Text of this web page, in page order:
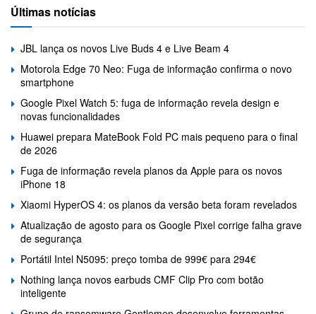
Últimas notícias
JBL lança os novos Live Buds 4 e Live Beam 4
Motorola Edge 70 Neo: Fuga de informação confirma o novo
smartphone
Google Pixel Watch 5: fuga de informação revela design e
novas funcionalidades
Huawei prepara MateBook Fold PC mais pequeno para o final
de 2026
Fuga de informação revela planos da Apple para os novos
iPhone 18
Xiaomi HyperOS 4: os planos da versão beta foram revelados
Atualização de agosto para os Google Pixel corrige falha grave
de segurança
Portátil Intel N5095: preço tomba de 999€ para 294€
Nothing lança novos earbuds CMF Clip Pro com botão
inteligente